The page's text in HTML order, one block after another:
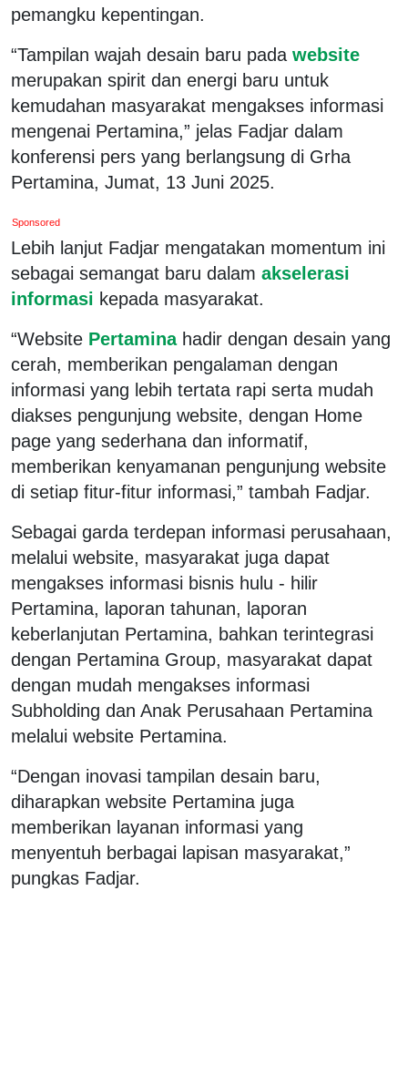
pemangku kepentingan.
“Tampilan wajah desain baru pada website
merupakan spirit dan energi baru untuk
kemudahan masyarakat mengakses informasi
mengenai Pertamina,” jelas Fadjar dalam
konferensi pers yang berlangsung di Grha
Pertamina, Jumat, 13 Juni 2025.
Sponsored
Lebih lanjut Fadjar mengatakan momentum ini
sebagai semangat baru dalam akselerasi
informasi kepada masyarakat.
“Website Pertamina hadir dengan desain yang
cerah, memberikan pengalaman dengan
informasi yang lebih tertata rapi serta mudah
diakses pengunjung website, dengan Home
page yang sederhana dan informatif,
memberikan kenyamanan pengunjung website
di setiap fitur-fitur informasi,” tambah Fadjar.
Sebagai garda terdepan informasi perusahaan,
melalui website, masyarakat juga dapat
mengakses informasi bisnis hulu - hilir
Pertamina, laporan tahunan, laporan
keberlanjutan Pertamina, bahkan terintegrasi
dengan Pertamina Group, masyarakat dapat
dengan mudah mengakses informasi
Subholding dan Anak Perusahaan Pertamina
melalui website Pertamina.
“Dengan inovasi tampilan desain baru,
diharapkan website Pertamina juga
memberikan layanan informasi yang
menyentuh berbagai lapisan masyarakat,”
pungkas Fadjar.